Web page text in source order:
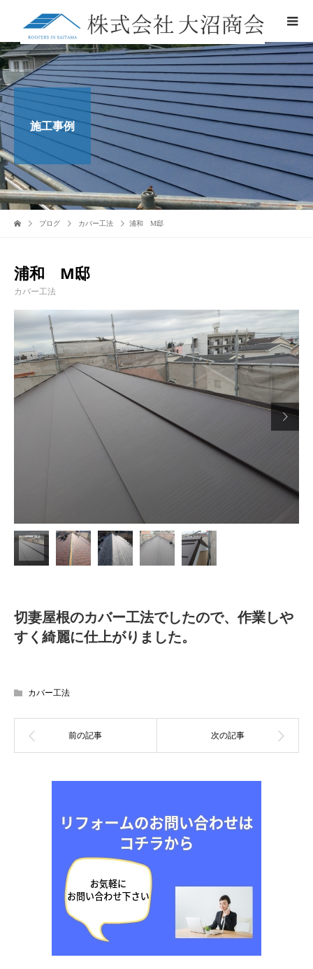
施工事例
ブログ カバー工法 浦和 M邸
浦和 M邸
カバー工法

切妻屋根のカバー工法でしたので、作業しや
すく綺麗に仕上がりました。
カバー工法